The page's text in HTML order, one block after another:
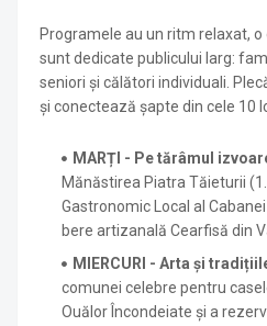
Programele au un ritm relaxat,
sunt dedicate publicului larg:
seniori și călători individuali .
și conectează șapte din cele 10
MARȚI - Pe tărâmul
Mănăstirea Piatra Tăieturii
Gastronomic Local al
bere artizanală Cearfisă din
MIERCURI - Arta și
comunei celebre pentru
Ouălor Încondeiate și a